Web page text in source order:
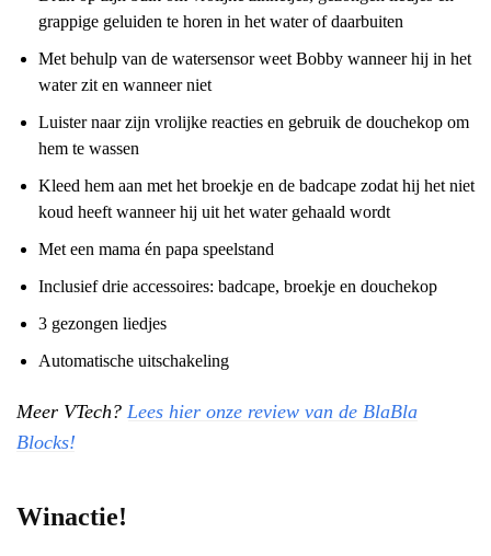
grappige geluiden te horen in het water of daarbuiten
Met behulp van de watersensor weet Bobby wanneer hij in het
water zit en wanneer niet
Luister naar zijn vrolijke reacties en gebruik de douchekop om
hem te wassen
Kleed hem aan met het broekje en de badcape zodat hij het niet
koud heeft wanneer hij uit het water gehaald wordt
Met een mama én papa speelstand
Inclusief drie accessoires: badcape, broekje en douchekop
3 gezongen liedjes
Automatische uitschakeling
Meer VTech? Lees hier onze review van de BlaBla
Blocks!
Winactie!